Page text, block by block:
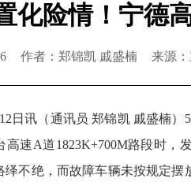
化险情！宁德
作者：郑锦凯 戚盛楠 来源
日讯（通讯员 郑锦凯 戚盛楠
高速A道1823K+700M路段时，
绎不绝，而故障车辆未按规定